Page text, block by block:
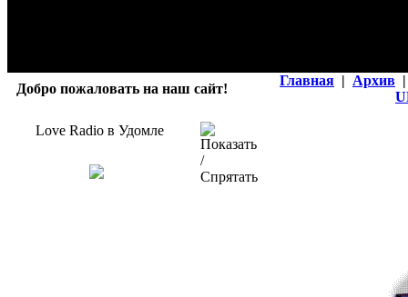
Добро пожаловать на наш сайт!
Главная | Архив |
Love Radio в Удомле